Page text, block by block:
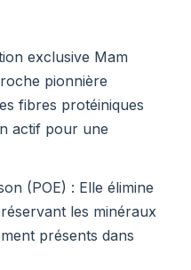
exclusive Mam
pionnière
fibres protéiniques
actif pour une
(POE) : Elle élimine
les minéraux
présents dans